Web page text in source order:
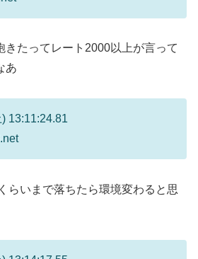
きたってレート2000以上が言って
あ
13:11:24.81
らいまで落ちたら環境変わると思